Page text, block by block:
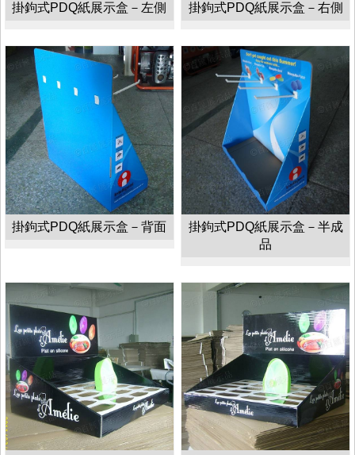
掛鉤式PDQ紙展示盒－左側 掛鉤式PDQ紙展示盒－右側
掛鉤式PDQ紙展示盒－背面
掛鉤式PDQ紙展示盒－半成
品